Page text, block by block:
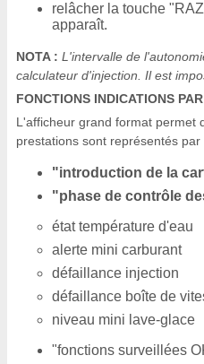
relâcher la touche
apparaît.
NOTA : L'intervalle de
calculateur d'injection. Il est
FONCTIONS INDICATIONS
L'afficheur grand format permet
prestations sont représentés par
"introduction de la
"phase de contrôle
état température d'eau
alerte mini carburant
défaillance injection
défaillance boîte de
niveau mini lave-glace
"fonctions surveillées